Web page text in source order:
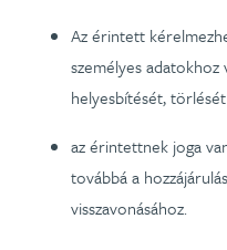
Az érintett
személyes
helyesbítését,
az érintettnek joga
továbbá a
visszavonásához.